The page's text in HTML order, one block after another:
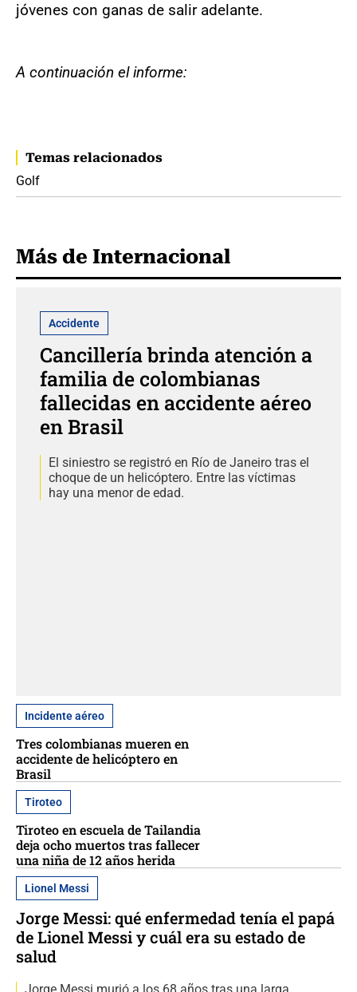
jóvenes con ganas de salir adelante.
A continuación el informe:
Temas relacionados
Golf
Más de Internacional
Accidente
Cancillería brinda atención a
familia de colombianas
fallecidas en accidente aéreo
en Brasil
El siniestro se registró en Río de Janeiro tras el
choque de un helicóptero. Entre las víctimas
hay una menor de edad.
Incidente aéreo
Tres colombianas mueren en
accidente de helicóptero en
Brasil
Tiroteo
Tiroteo en escuela de Tailandia
deja ocho muertos tras fallecer
una niña de 12 años herida
Lionel Messi
Jorge Messi: qué enfermedad tenía el papá
de Lionel Messi y cuál era su estado de
salud